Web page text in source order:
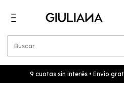
9 cuotas sin interés • Envío